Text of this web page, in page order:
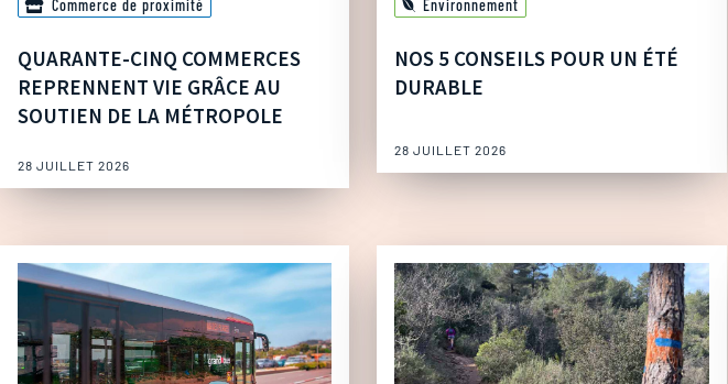
Commerce de proximité
QUARANTE-CINQ COMMERCES
REPRENNENT VIE GRÂCE AU
SOUTIEN DE LA MÉTROPOLE
28 JUILLET 2026
Environnement
NOS 5 CONSEILS POUR UN ÉTÉ
DURABLE
28 JUILLET 2026